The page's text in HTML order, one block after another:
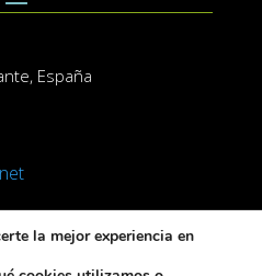
España
la mejor experiencia en